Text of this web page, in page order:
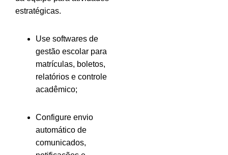
estratégicas.
Use softwares de
gestão escolar para
matrículas, boletos,
relatórios e controle
acadêmico;
Configure envio
automático de
comunicados,